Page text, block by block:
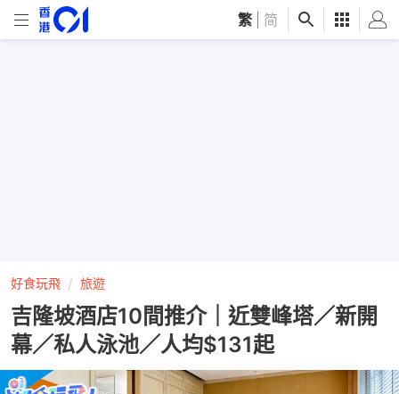
繁 简
好食玩飛 旅遊
吉隆坡酒店10間推介｜近雙峰塔／新開
幕／私人泳池／人均$131起